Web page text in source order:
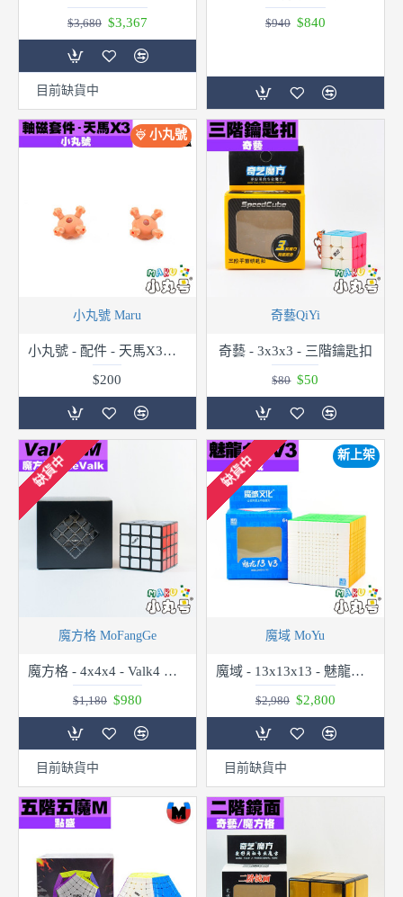
$3,367
$3,680
目前缺貨中
$840
$940
小丸號
小丸號 Maru
小丸號 - 配件 - 天馬X3軸磁套件
$200
奇藝QiYi
奇藝 - 3x3x3 - 三階鑰匙扣
$50
$80
缺貨中
魔方格 MoFangGe
魔方格 - 4x4x4 - Valk4 M 弱磁版
$980
$1,180
目前缺貨中
新上架
缺貨中
魔域 MoYu
魔域 - 13x13x13 - 魅龍十三階 v3
$2,800
$2,980
目前缺貨中